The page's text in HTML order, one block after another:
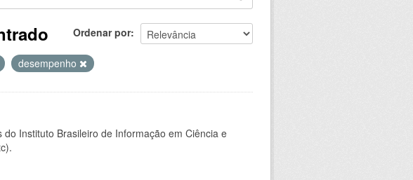
Ordenar por
desempenho
Instituto Brasileiro de Informação em Ciência e